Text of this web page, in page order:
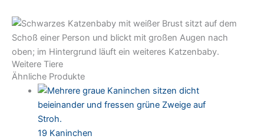
Weitere Tiere
Ähnliche Produkte
19 Kaninchen